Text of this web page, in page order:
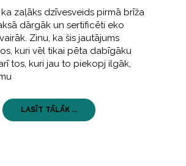
zaļāks dzīvesveids pirmā brīža
dārgāk un sertificēti eko
Zinu, ka šis jautājums
kuri vēl tikai pēta dabīgāku
tos, kuri jau to piekopj ilgāk,
LASĪT TĀLĀK ...